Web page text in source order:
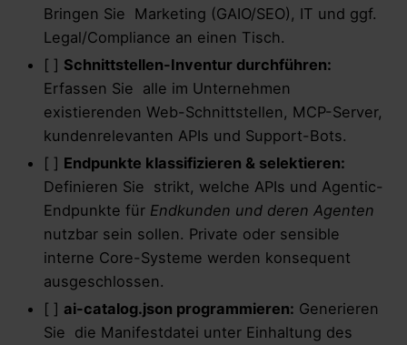
Bringen Sie Marketing (GAIO/SEO), IT und ggf.
Legal/Compliance an einen Tisch.
[ ] Schnittstellen-Inventur durchführen:
Erfassen Sie alle im Unternehmen
existierenden Web-Schnittstellen, MCP-Server,
kundenrelevanten APIs und Support-Bots.
[ ] Endpunkte klassifizieren & selektieren:
Definieren Sie strikt, welche APIs und Agentic-
Endpunkte für Endkunden und deren Agenten
nutzbar sein sollen. Private oder sensible
interne Core-Systeme werden konsequent
ausgeschlossen.
[ ] ai-catalog.json programmieren: Generieren
Sie die Manifestdatei unter Einhaltung des